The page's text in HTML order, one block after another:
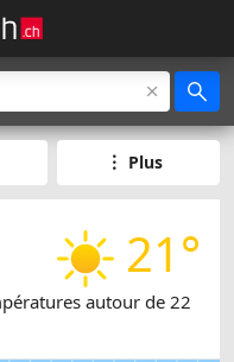
Plus
21°
autour de 22